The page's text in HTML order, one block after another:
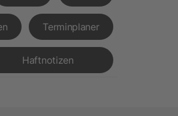
Terminplaner
Haftnotizen